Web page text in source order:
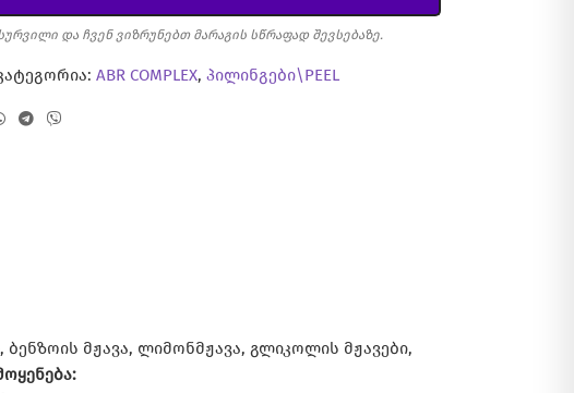
და ჩვენ ვიზრუნებთ მარაგის სწრაფად შევსებაზე.
ABR COMPLEX, პილინგები\PEEL
მჟავა, ლიმონმჟავა, გლიკოლის მჟავები,